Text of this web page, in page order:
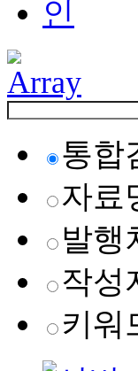
통합
자료
발행
작성
키워